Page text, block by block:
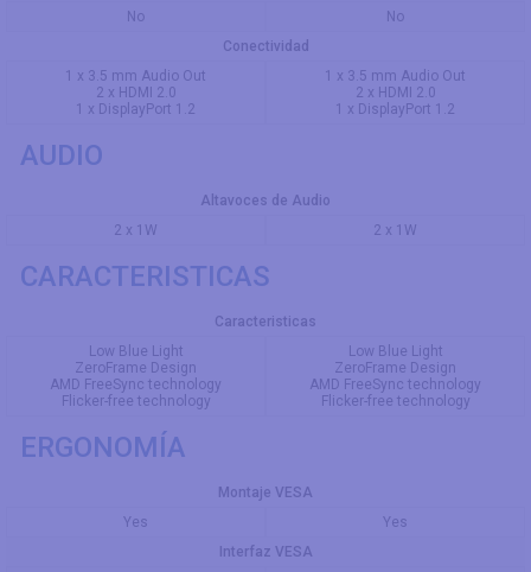
No
No
Conectividad
1 x 3.5 mm Audio Out
2 x HDMI 2.0
1 x DisplayPort 1.2
1 x 3.5 mm Audio Out
2 x HDMI 2.0
1 x DisplayPort 1.2
AUDIO
Altavoces de Audio
2 x 1W
2 x 1W
CARACTERISTICAS
Caracteristicas
Low Blue Light
ZeroFrame Design
AMD FreeSync technology
Flicker-free technology
Low Blue Light
ZeroFrame Design
AMD FreeSync technology
Flicker-free technology
ERGONOMÍA
Montaje VESA
Yes
Yes
Interfaz VESA